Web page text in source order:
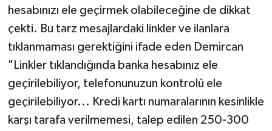
hesabınızı ele geçirmek olabileceğine de dikkat
çekti. Bu tarz mesajlardaki linkler ve ilanlara
tıklanmaması gerektiğini ifade eden Demircan
"Linkler tıklandığında banka hesabınız ele
geçirilebiliyor, telefonunuzun kontrolü ele
geçirilebiliyor... Kredi kartı numaralarının kesinlikle
karşı tarafa verilmemesi, talep edilen 250-300